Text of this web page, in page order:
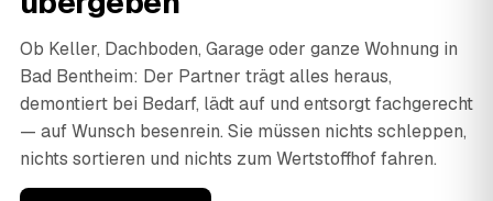
Ob Keller, Dachboden, Garage oder ganze Wohnung in
Bad Bentheim: Der Partner trägt alles heraus,
demontiert bei Bedarf, lädt auf und entsorgt fachgerecht
— auf Wunsch besenrein. Sie müssen nichts schleppen,
nichts sortieren und nichts zum Wertstoffhof fahren.